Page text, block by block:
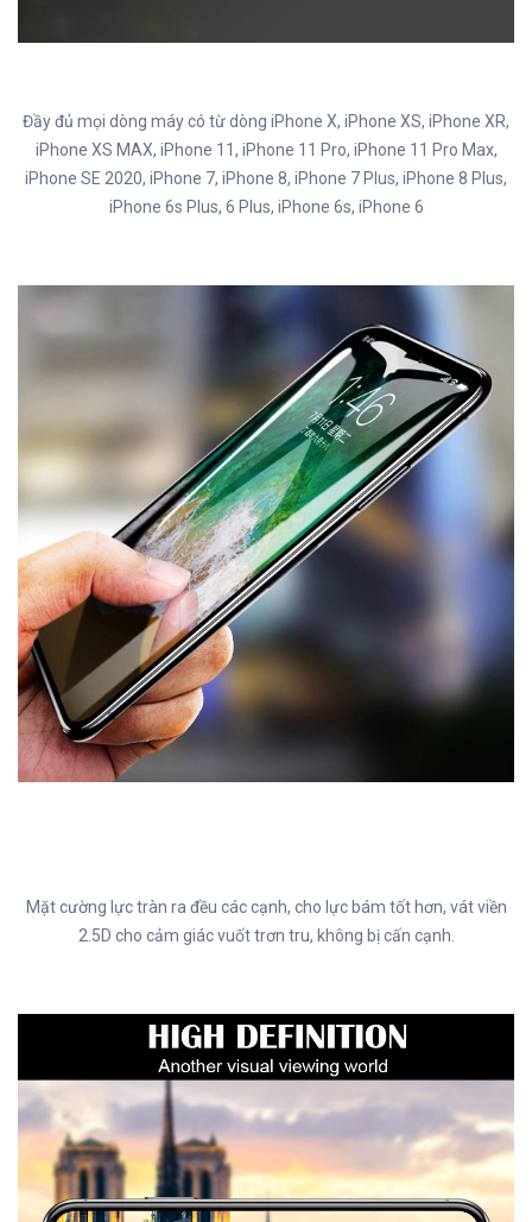
Đầy đủ mọi dòng máy có từ dòng iPhone X, iPhone XS, iPhone XR,
iPhone XS MAX, iPhone 11, iPhone 11 Pro, iPhone 11 Pro Max,
iPhone SE 2020, iPhone 7, iPhone 8, iPhone 7 Plus, iPhone 8 Plus,
iPhone 6s Plus, 6 Plus, iPhone 6s, iPhone 6
Mặt cường lực tràn ra đều các cạnh, cho lực bám tốt hơn, vát viền
2.5D cho cảm giác vuốt trơn tru, không bị cấn cạnh.